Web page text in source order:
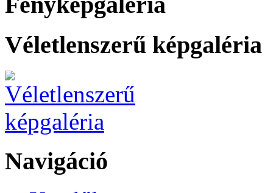
Véletlenszerű képgaléria
Navigáció